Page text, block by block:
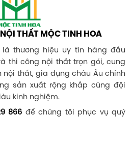
THẤT MỘC TINH HOA
thương hiệu uy tín hàng đầu
thi công nội thất trọn gói, cung
thất, gia dụng châu Âu chính
sản xuất rộng khắp cùng đội
kinh nghiệm.
866 để chúng tôi phục vụ quý